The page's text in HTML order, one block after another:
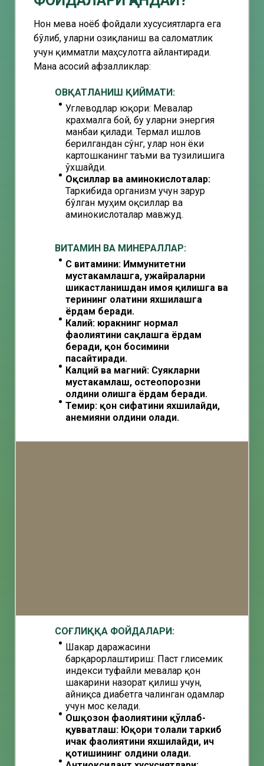
Нон мева ноёб фойдали хусусиятларга ега
бўлиб, уларни озиқланиш ва саломатлик
учун қимматли маҳсулотга айлантиради.
Мана асосий афзалликлар:
ОВҚАТЛАНИШ ҚИЙМАТИ:
Углеводлар юқори: Мевалар
крахмалга бой, бу уларни энергия
манбаи қилади. Термал ишлов
берилгандан сўнг, улар нон ёки
картошканинг таъми ва тузилишига
ўхшайди.
Оқсиллар ва аминокислоталар:
Таркибида организм учун зарур
бўлган муҳим оқсиллар ва
аминокислоталар мавжуд.
ВИТАМИН ВА МИНЕРАЛЛАР:
C витамини: Иммунитетни
мустаҳкамлашга, ҳужайраларни
шикастланишдан ҳимоя қилишга ва
терининг ҳолатини яхшилашга
ёрдам беради.
Калий: юракнинг нормал
фаолиятини сақлашга ёрдам
беради, қон босимини
пасайтиради.
Калций ва магний: Суякларни
мустаҳкамлаш, остеопорозни
олдини олишга ёрдам беради.
Темир: қон сифатини яхшилайди,
анемияни олдини олади.
СОҒЛИҚҚА ФОЙДАЛАРИ:
Шакар даражасини
барқарорлаштириш: Паст глисемик
индекси туфайли мевалар қон
шакарини назорат қилиш учун,
айниқса диабетга чалинган одамлар
учун мос келади.
Ошқозон фаолиятини қўллаб-
қувватлаш: Юқори толали таркиб
ичак фаолиятини яхшилайди, ич
қотишининг олдини олади.